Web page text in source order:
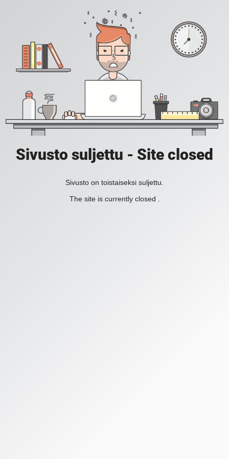
Sivusto suljettu - Site closed
Sivusto on toistaiseksi suljettu.
The site is currently closed .